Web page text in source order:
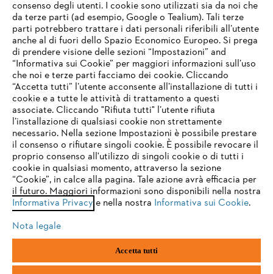
STIHL FAQ
Service
Termini e condizioni generali Privacy policy
Note legali Cookies Informazioni legali
Andreas STIHL S.p.A. - Viale delle Industrie, 15
20040 Cambiago (MI)
Email:info@stihl.it
PEC:amministrazione@stihl-pec.it
Numero di partita IVA: 09883420151.
Società a socio unico, soggetta a direzione e coordinamento di Andreas
IHR BROWSER WIRD NICHT
UNTERSTÜTZT
Sie nutzen einen Browser, den wir noch nicht unterstützen. Für
eine optimale Nutzung unserer Seite empfehlen wir Ihnen, zu
einem der folgenden Browser zu wechseln:
firefox chrome
safari edge
consenso degli utenti. I cookie sono utilizzati sia da noi che
da terze parti (ad esempio, Google o Tealium). Tali terze
parti potrebbero trattare i dati personali riferibili all’utente
anche al di fuori dello Spazio Economico Europeo. Si prega
di prendere visione delle sezioni “Impostazioni” and
“Informativa sui Cookie” per maggiori informazioni sull’uso
che noi e terze parti facciamo dei cookie. Cliccando
“Accetta tutti” l’utente acconsente all’installazione di tutti i
cookie e a tutte le attività di trattamento a questi
associate. Cliccando "Rifiuta tutti" l’utente rifiuta
l’installazione di qualsiasi cookie non strettamente
necessario. Nella sezione Impostazioni è possibile prestare
il consenso o rifiutare singoli cookie. È possibile revocare il
proprio consenso all'utilizzo di singoli cookie o di tutti i
cookie in qualsiasi momento, attraverso la sezione
“Cookie”, in calce alla pagina. Tale azione avrà efficacia per
il futuro. Maggiori informazioni sono disponibili nella nostra
Informativa Privacy e nella nostra Informativa sui Cookie.
Nota legale
Accetta tutti